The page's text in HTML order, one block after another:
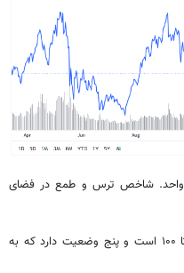
شاخص ترس و طمع بیت کوین امروز: ۲۱ واحد. شاخص ترس و طمع در فضای
به طور کلی بازه عددی نمودار زیر بین صفر تا ۱۰۰ است و پنج وضعیت دارد که به